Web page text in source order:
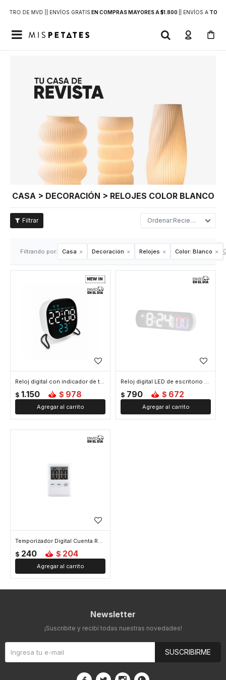
DE MVD | | ENVÍOS GRATIS EN COMPRAS MAYORES A $1.800 | ENVÍOS ATODO

CASA > DECORACIÓN > RELOJES COLOR BLANCO
Recientes
Filtrando por: Casa Decoración Relojes Color: Blanco
Reloj digital con indicador de temperatura Cuadrado Blanco - Blanco
$ 1.150 $ 978
Reloj digital LED de escritorio - Blanco
$ 790 $ 672
Temporizador Digital Cuenta Regresiva Imán Y Alarma - Blanco
$ 240 $ 204
Newsletter
¡Suscribite y recibí todas nuestras novedades!
SUSCRIBIRME